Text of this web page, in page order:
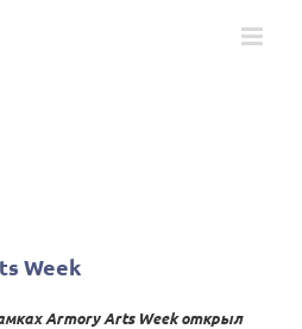
Week
Armory Arts Weekоткрыл